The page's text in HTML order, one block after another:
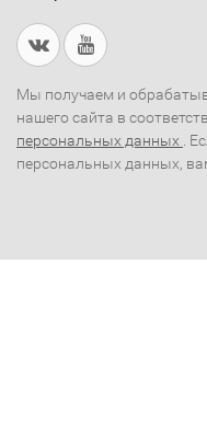
Мы получаем и
нашего сайта в
персональных данных .
персональных данных,